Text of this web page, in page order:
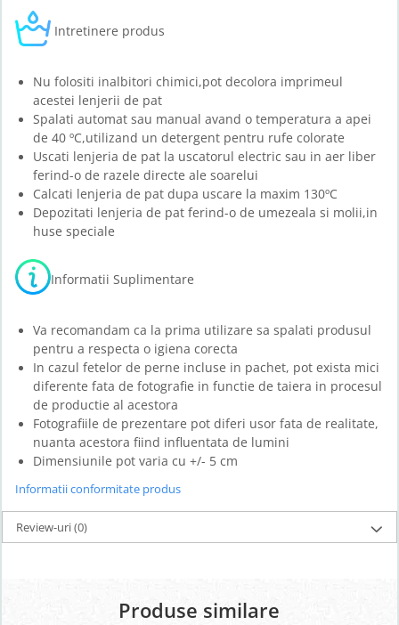
Intretinere produs
Nu folositi inalbitori chimici,pot decolora imprimeul
acestei lenjerii de pat
Spalati automat sau manual avand o temperatura a apei
de 40 ºC,utilizand un detergent pentru rufe colorate
Uscati lenjeria de pat la uscatorul electric sau in aer liber
ferind-o de razele directe ale soarelui
Calcati lenjeria de pat dupa uscare la maxim 130ºC
Depozitati lenjeria de pat ferind-o de umezeala si molii,in
huse speciale
Informatii Suplimentare
Va recomandam ca la prima utilizare sa spalati produsul
pentru a respecta o igiena corecta
In cazul fetelor de perne incluse in pachet, pot exista mici
diferente fata de fotografie in functie de taiera in procesul
de productie al acestora
Fotografiile de prezentare pot diferi usor fata de realitate,
nuanta acestora fiind influentata de lumini
Dimensiunile pot varia cu +/- 5 cm
Informatii conformitate produs
Review-uri(0)
Produse similare